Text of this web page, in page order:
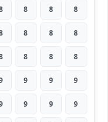
8 8 8
8 8 8
8 8 8
9 9 9
9 9 9